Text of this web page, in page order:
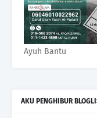
Ayuh Bantu
AKU PENGHIBUR